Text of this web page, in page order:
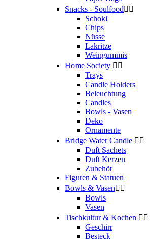
Snacks - Soulfood 
Schoki
Chips
Nüsse
Lakritze
Weingummis
Home Society  
Trays
Candle Holders
Beleuchtung
Candles
Bowls - Vasen
Deko
Ornamente
Bridge Water Candle  
Duft Sachets
Duft Kerzen
Zubehör
Figuren & Statuen
Bowls & Vasen 
Bowls
Vasen
Tischkultur & Kochen  
Geschirr
Besteck